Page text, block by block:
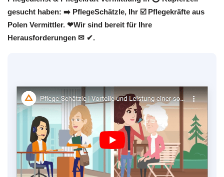
gesucht haben: ➡️ PflegeSchätzle, Ihr ☑️ Pflegekräfte aus
Polen Vermittler. ❤Wir sind bereit für Ihre
Herausforderungen ✉ ✔.